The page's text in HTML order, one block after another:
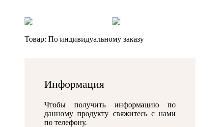
Товар: По индивидуальному заказу
Информация
Чтобы получить информацию по
данному продукту свяжитесь с нами
по телефону.